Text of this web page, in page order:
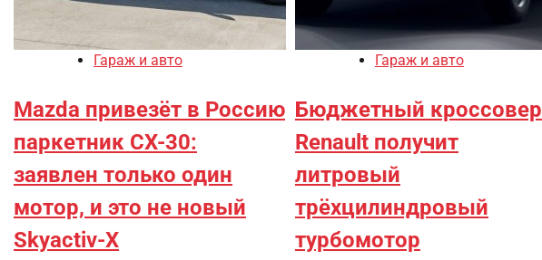
Гараж и авто
Mazda привезёт в Россию
паркетник CX-30:
заявлен только один
мотор, и это не новый
Skyactiv-X
Гараж и авто
Бюджетный кроссовер
Renault получит
литровый
трёхцилиндровый
турбомотор